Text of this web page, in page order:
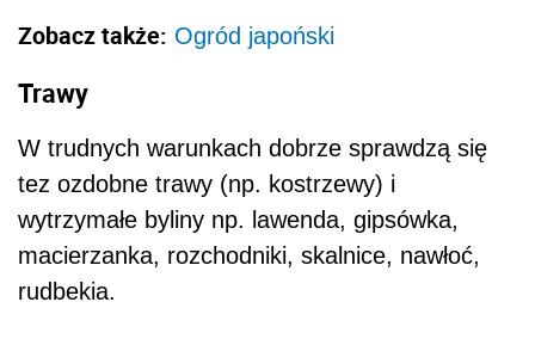
Zobacz także: Ogród japoński
Trawy
W trudnych warunkach dobrze sprawdzą się
tez ozdobne trawy (np. kostrzewy) i
wytrzymałe byliny np. lawenda, gipsówka,
macierzanka, rozchodniki, skalnice, nawłoć,
rudbekia.